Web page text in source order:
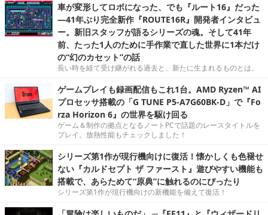
車が変形してロボになった、でも『ルート16』だった
―41年ぶり完全新作『ROUTE16R』開発者インタビュ
ー。新旧スタッフが語るシリーズの魂。そして41年
前、たった1人のために手作業で直した世界に1本だけ
の“幻のカセット”の話
長い時を経て受け継がれる過去と、新たに生まれるものとは。
ゲームプレイも録画配信もこれ1台。AMD Ryzen™ AI
プロセッサ搭載の「G TUNE P5-A7G60BK-D」で『Fo
rza Horizon 6』の世界を駆け回る
ゲーム＆制作の拠点となるノートPCで話題のレースタイトルを
プレイ。放熱性能もチェックしました！
シリーズ第1作が現行機向けに復活！懐かしくも色褪せ
ない『カルドセプト ザ ファースト』遊びやすい機能も
搭載で、あらためて“原典”に触れるのにぴったり
シリーズ第1作が現行機向けの新機能を備えて復活！